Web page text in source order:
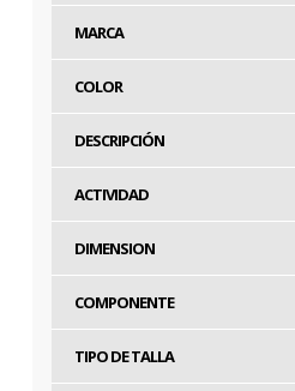
MARCA
COLOR
DESCRIPCIÓN
ACTIVIDAD
DIMENSION
COMPONENTE
TIPO DE TALLA